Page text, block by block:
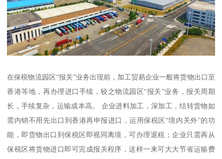
在保税物流园区“报关”业务出现前，加工贸易企业一般将货物出口至
香港等地，再办理进口手续，较之物流园区“报关”业务，报关周期
长，手续复杂，运输成本高。 企业进料加工，深加工，结转货物如
需内销不用先出口到香港再申报进口，运用保税区“境内关外”的功
能，即货物出口到保税区即视同离境，可办理退税；企业只需再从
保税区将货物进口即可完成报关程序，这样一来可大大节省运输费